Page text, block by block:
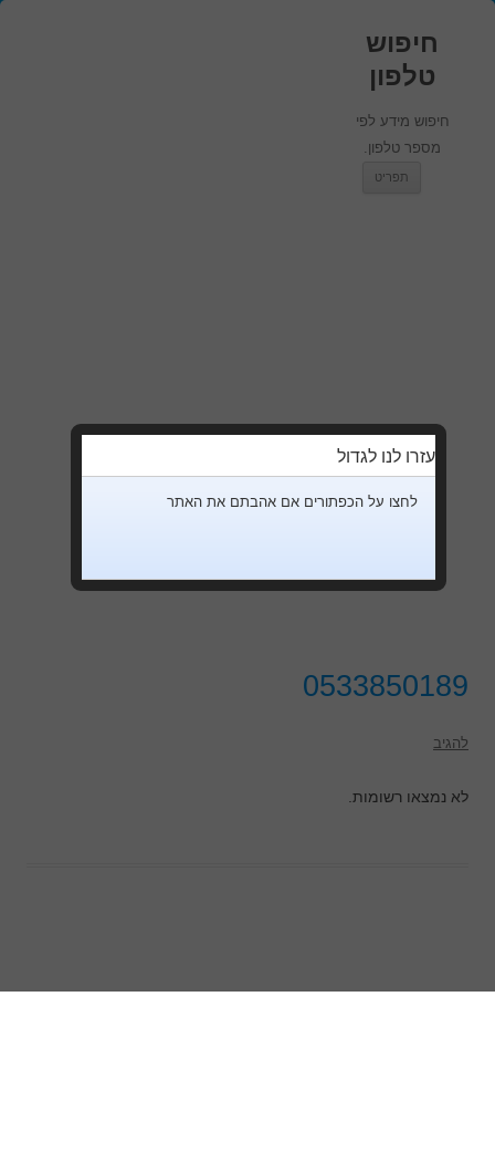
חיפוש
טלפון
חיפוש מידע לפי
מספר טלפון.
תפריט
0533850189
להגיב
לא נמצאו רשומות.
עזרו לנו לגדול
לחצו על הכפתורים אם אהבתם את האתר